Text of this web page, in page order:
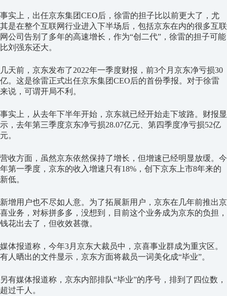
事实上，出任京东集团CEO后，徐雷的担子比以前更大了，尤
其是在整个互联网行业进入下半场后，包括京东在内的很多互联
网公司告别了多年的高速增长，作为“创二代”，徐雷的担子可能
比刘强东还大。
几天前，京东发布了2022年一季度财报，前3个月京东净亏损30
亿。这是徐雷正式出任京东集团CEO后的首份季报。对于徐雷
来说，可谓开局不利。
事实上，从去年下半年开始，京东就已经开始走下坡路。财报显
示，去年第三季度京东净亏损28.07亿元、第四季度净亏损52亿
元。
营收方面，虽然京东依然保持了增长，但增速已经明显放缓。今
年第一季度，京东的收入增速只有18%，创下京东上市8年来的
新低。
新增用户也不尽如人意。为了拓展新用户，京东在几年前推出京
喜业务，对标拼多多，没想到，目前这个业务成为京东的负担，
钱花出去了，但收效甚微。
媒体报道称，今年3月京东大裁员中，京喜事业群成为重灾区。
有人晒出的文件显示，京东方面将裁员一词美化成“毕业”。
另有媒体报道称，京东内部排队“毕业”的序号，排到了四位数，
超过千人。